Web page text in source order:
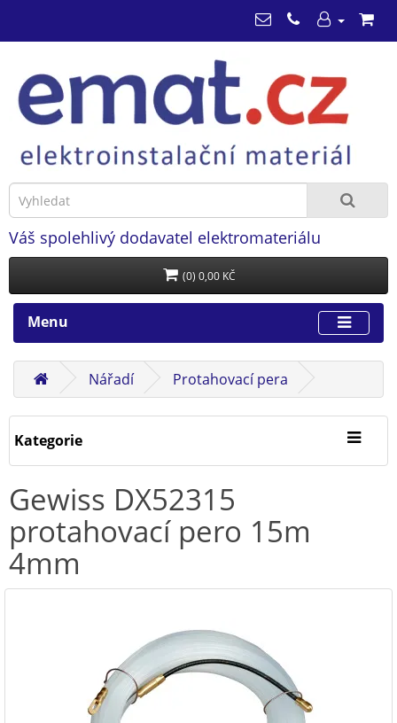
Váš spolehlivý dodavatel elektromateriálu
(0) 0,00 KČ
Menu
Nářadí Protahovací pera
Kategorie
Gewiss DX52315
protahovací pero 15m
4mm